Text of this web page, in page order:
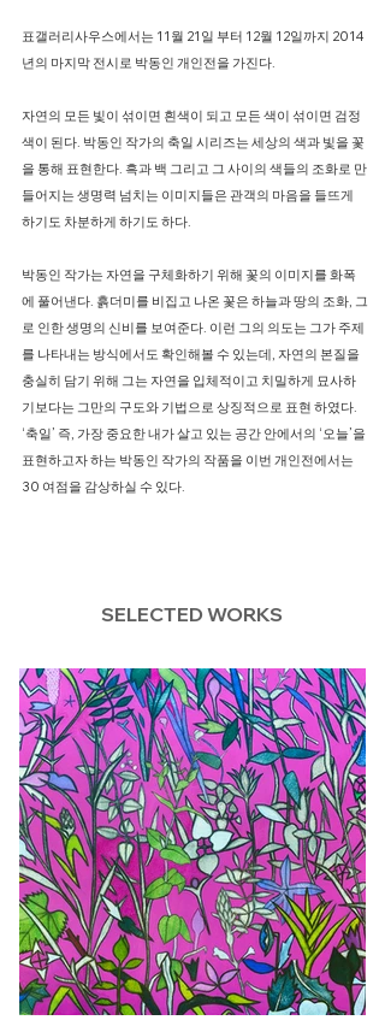
표갤러리사우스에서는 11월 21일 부터 12월 12일까지 2014
년의 마지막 전시로 박동인 개인전을 가진다.
자연의 모든 빛이 섞이면 흰색이 되고 모든 색이 섞이면 검정
색이 된다. 박동인 작가의 축일 시리즈는 세상의 색과 빛을 꽃
을 통해 표현한다. 흑과 백 그리고 그 사이의 색들의 조화로 만
들어지는 생명력 넘치는 이미지들은 관객의 마음을 들뜨게
하기도 차분하게 하기도 하다.
박동인 작가는 자연을 구체화하기 위해 꽃의 이미지를 화폭
에 풀어낸다. 흙더미를 비집고 나온 꽃은 하늘과 땅의 조화, 그
로 인한 생명의 신비를 보여준다. 이런 그의 의도는 그가 주제
를 나타내는 방식에서도 확인해볼 수 있는데, 자연의 본질을
충실히 담기 위해 그는 자연을 입체적이고 치밀하게 묘사하
기보다는 그만의 구도와 기법으로 상징적으로 표현 하였다.
‘축일’ 즉, 가장 중요한 내가 살고 있는 공간 안에서의 ‘오늘’을
표현하고자 하는 박동인 작가의 작품을 이번 개인전에서는
30 여점을 감상하실 수 있다.
SELECTED WORKS